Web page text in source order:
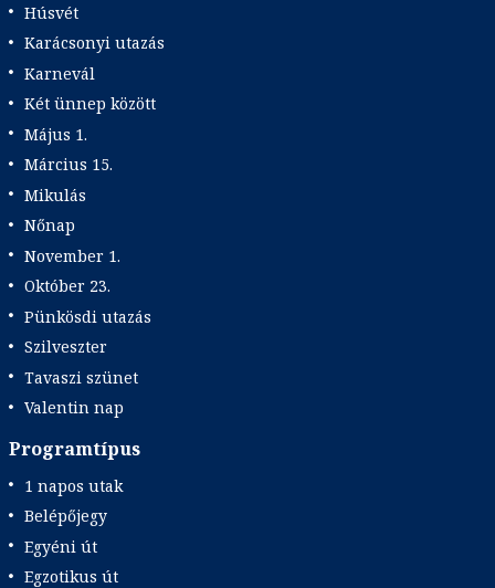
Húsvét
Karácsonyi utazás
Karnevál
Két ünnep között
Május 1.
Március 15.
Mikulás
Nőnap
November 1.
Október 23.
Pünkösdi utazás
Szilveszter
Tavaszi szünet
Valentin nap
Programtípus
1 napos utak
Belépőjegy
Egyéni út
Egzotikus út